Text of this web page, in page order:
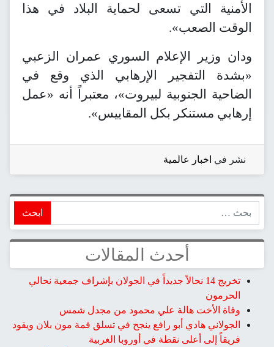
الأمنية التي تسعى لحماية البلاد في هذا
الوقت الصعب».
ودان وزير الإعلام السوري عمران الزعبي
«بشدة التفجير الإرهابي الذي وقع في
الضاحية الجنوبية لبيروت»، معتبراً أنه «عمل
إرهابي مستنكر بكل المقاييس».
نشر في اخبار عالمية
أحدث المقالات
تخريج 14 نحالاً جديداً في الجولان بإشراف جمعية نحالي
الحرمون
وفاة الأخت هالة علي محمود من مجدل شمس
الجولاني هادي أبو رافع ينجح في تسلق قمة مون بلان ويقود
فريقاً إلى أعلى نقطة في أوروبا الغربية